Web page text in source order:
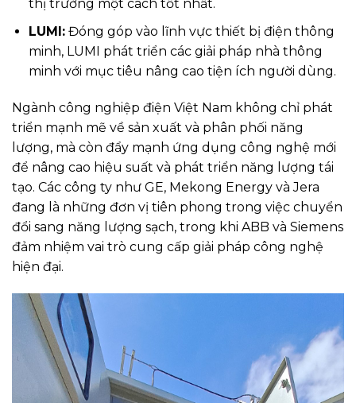
thị trường một cách tốt nhất.
LUMI:Đóng góp vào lĩnh vực thiết bị điện thông
minh, LUMI phát triển các giải pháp nhà thông
minh với mục tiêu nâng cao tiện ích người dùng.
Ngành công nghiệp điện Việt Nam không chỉ phát
triển mạnh mẽ về sản xuất và phân phối năng
lượng, mà còn đẩy mạnh ứng dụng công nghệ mới
để nâng cao hiệu suất và phát triển năng lượng tái
tạo. Các công ty như GE, Mekong Energy và Jera
đang là những đơn vị tiên phong trong việc chuyển
đổi sang năng lượng sạch, trong khi ABB và Siemens
đảm nhiệm vai trò cung cấp giải pháp công nghệ
hiện đại.